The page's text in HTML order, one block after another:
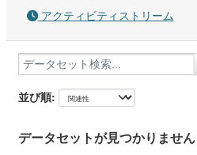
アクティビティストリーム
並び順
データセットが見つかりません